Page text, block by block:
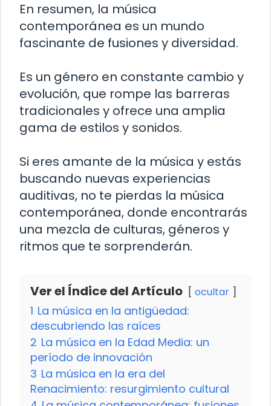
En resumen, la música
contemporánea es un mundo
fascinante de fusiones y diversidad.
Es un género en constante cambio y
evolución, que rompe las barreras
tradicionales y ofrece una amplia
gama de estilos y sonidos.
Si eres amante de la música y estás
buscando nuevas experiencias
auditivas, no te pierdas la música
contemporánea, donde encontrarás
una mezcla de culturas, géneros y
ritmos que te sorprenderán.
Ver el Índice del Artículo ocultar
1 La música en la antigüedad:
descubriendo las raíces
2 La música en la Edad Media: un
período de innovación
3 La música en la era del
Renacimiento: resurgimiento cultural